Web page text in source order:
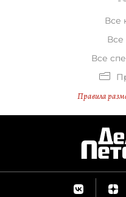
Все
Все
Правила